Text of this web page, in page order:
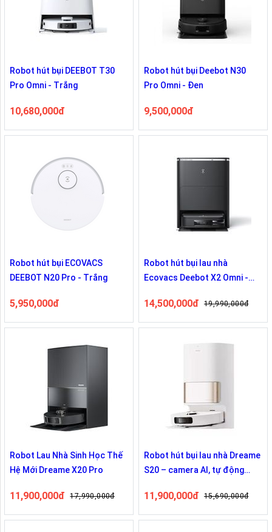
Robot hút bụi DEEBOT T30
Pro Omni - Trắng
10,680,000đ
Robot hút bụi Deebot N30
Pro Omni - Đen
9,500,000đ
Robot hút bụi ECOVACS
DEEBOT N20 Pro - Trắng
5,950,000đ
Robot hút bụi lau nhà
Ecovacs Deebot X2 Omni -
14,500,000đ 19,990,000đ
Robot Lau Nhà Sinh Học Thế
Hệ Mới Dreame X20 Pro
11,900,000đ 17,990,000đ
Robot hút bụi lau nhà Dreame
S20 – camera AI, tự động
11,900,000đ 15,690,000đ